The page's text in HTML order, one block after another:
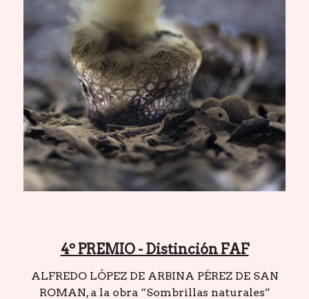
4º PREMIO - Distinción FAF
ALFREDO LÓPEZ DE ARBINA PÉREZ DE SAN
ROMAN, a la obra “Sombrillas naturales”